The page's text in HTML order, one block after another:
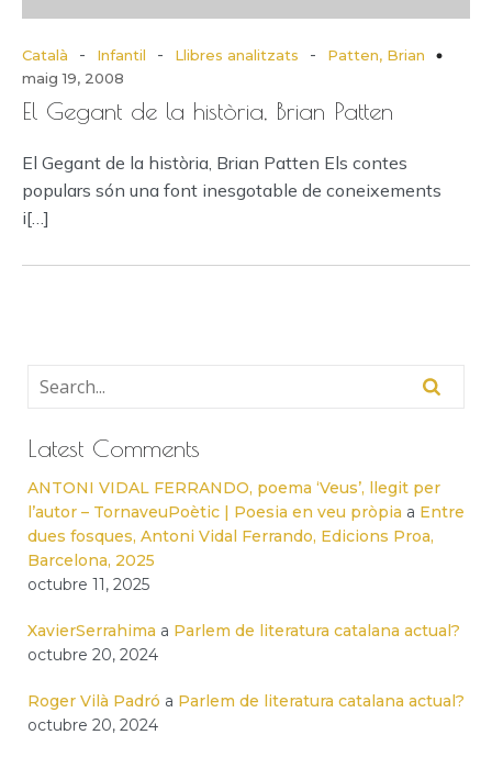
Català - Infantil - Llibres analitzats -
Patten, Brian
maig 19, 2008
El Gegant de la història, Brian Patten
El Gegant de la història, Brian Patten Els contes
populars són una font inesgotable de coneixements
i[…]
Latest Comments
ANTONI VIDAL FERRANDO, poema ‘Veus’, llegit per
l’autor – TornaveuPoètic | Poesia en veu pròpia a Entre
dues fosques, Antoni Vidal Ferrando, Edicions Proa,
Barcelona, 2025
octubre 11, 2025
XavierSerrahima a Parlem de literatura catalana actual?
octubre 20, 2024
Roger Vilà Padró a Parlem de literatura catalana actual?
octubre 20, 2024